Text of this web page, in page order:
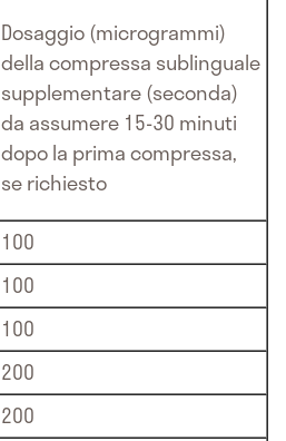
Dosaggio (microgrammi)
della compressa sublinguale
supplementare (seconda)
da assumere 15-30 minuti
dopo la prima compressa,
se richiesto
100
100
100
200
200